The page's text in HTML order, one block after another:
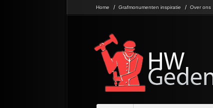
Home Grafmonumenten inspiratie Over ons